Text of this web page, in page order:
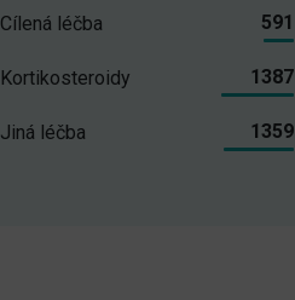
Cílená léčba 591
Kortikosteroidy 1387
Jiná léčba 1359